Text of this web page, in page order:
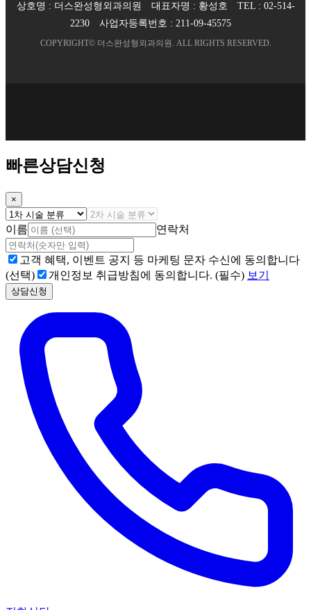
상호명 : 더스완성형외과의원 대표자명 : 황성호 TEL : 02-514-
2230
사업자등록번호 : 211-09-45575
COPYRIGHT© 더스완성형외과의원 . ALL RIGHTS RESERVED.
빠른상담신청
×
이름 연락처
고객 혜택, 이벤트 공지 등 마케팅 문자 수신에 동의합니다
(선택)
개인정보 취급방침에 동의합니다. (필수) 보기
상담신청